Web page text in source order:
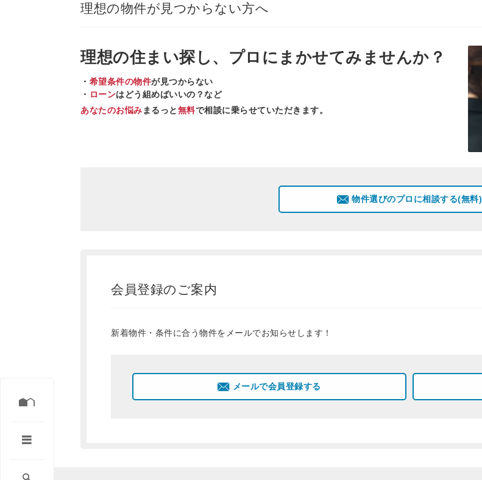
理想の物件が見つからない方へ
理想の住まい探し、 プロ にまかせてみませんか？
・ 希望条件の物件が見つからない
・ ローンはどう組めばいいの？など
あなたのお悩み まるっと無料で相談に乗らせていただきます。
物件選びのプロに相談する(無料)
会員登録のご案内
新着物件・条件に合う物件をメールでお知らせします！
メールで会員登録する